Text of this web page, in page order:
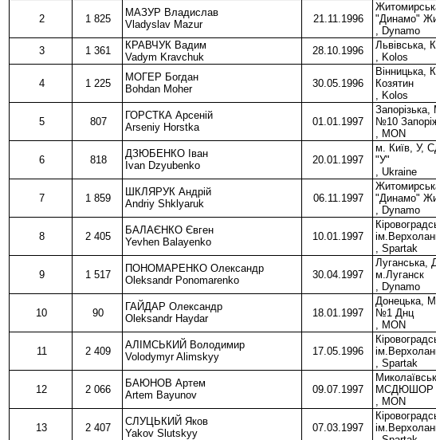
2 1 825
МАЗУР Владислав
Vladyslav Mazur
21.11.1996
"Динамо"
, Dynamo
3
1 361
КРАВЧУК Вадим
Vadym Kravchuk
28.10.1996
Львiвська,
, Kolos
4 1 225
МОГЕР Богдан
Bohdan Moher
30.05.1996
Козятин
, Kolos
5 807
ГОРСТКА Арсеній
Arseniy Horstka
01.01.1997
№10
, MON
6 818
ДЗЮБЕНКО Іван
Ivan Dzyubenko
20.01.1997
м. Київ, У,
"У"
, Ukraine
7 1 859
ШКЛЯРУК Андрій
Andriy Shklyaruk
06.11.1997
"Динамо"
, Dynamo
8 2 405
БАЛАЄНКО Євген
Yevhen Balayenko
10.01.1997
, Spartak
9 1 517
ПОНОМАРЕНКО Олександр
Oleksandr Ponomarenko
30.04.1997
м.Луганск
, Dynamo
10 90
ГАЙДАР Олександр
Oleksandr Haydar
18.01.1997
№1 Днц
, MON
11 2 409
АЛІМСЬКИЙ Володимир
Volodymyr Alimskyy
17.05.1996
, Spartak
12 2 066
БАЮНОВ Артем
Artem Bayunov
09.07.1997
МСДЮШОР
, MON
13 2 407
СЛУЦЬКИЙ Яков
Yakov Slutskyy
07.03.1997